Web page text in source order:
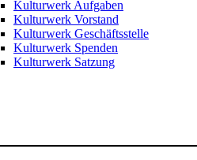
Kulturwerk Aufgaben
Kulturwerk Vorstand
Kulturwerk Geschäftsstelle
Kulturwerk Spenden
Kulturwerk Satzung